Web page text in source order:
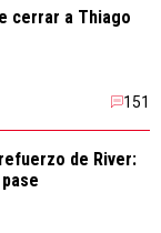
cerrar a Thiago
151
de River: